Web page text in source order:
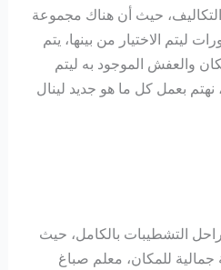
حيث أن هناك مجموعة
ليتم الاختيار من بينها، يتم
والعفش الموجود به ليتم
بعمل كل ما هو جديد لينال
التشطيبات بالكامل، حيث
للمكان، معلم صباغ